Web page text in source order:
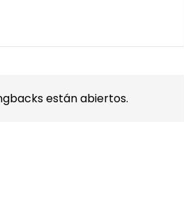
están abiertos.